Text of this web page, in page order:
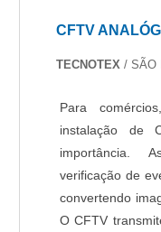
CFTV
TECNOTEX/ SÃO
Para
instalação de
importância.
verificação de
convertendo
O CFTV